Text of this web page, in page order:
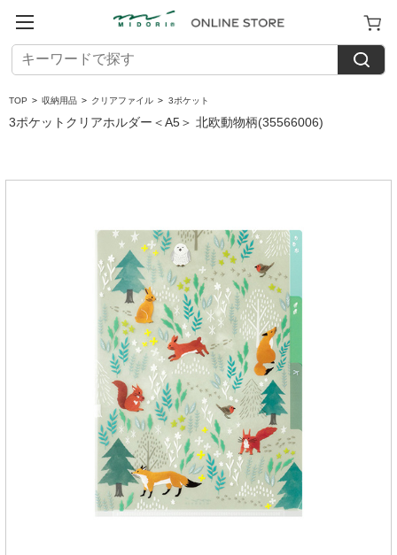
TOP > 収納用品 > クリアファイル > 3ポケット
3ポケットクリアホルダー＜A5＞ 北欧動物柄(35566006)